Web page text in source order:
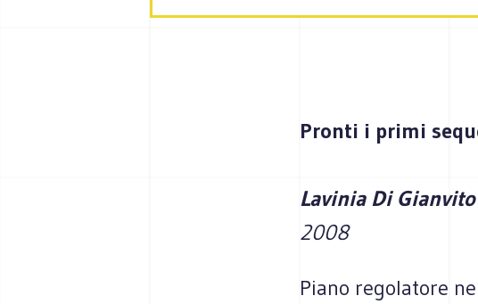
Pronti i primi
Lavinia Di Gianvito
2008
Piano regolatore